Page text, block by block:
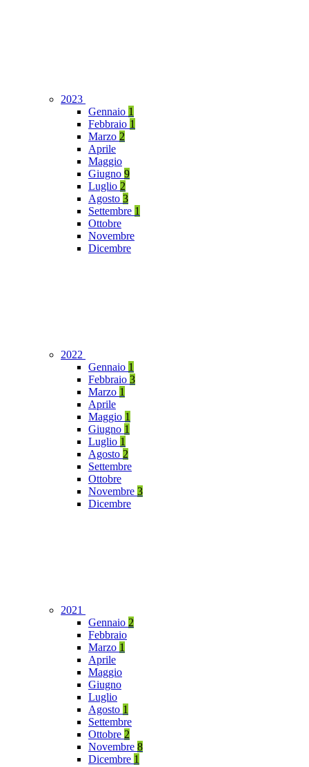
2023
Gennaio 1
Febbraio 1
Marzo 2
Aprile
Maggio
Giugno 9
Luglio 2
Agosto 3
Settembre 1
Ottobre
Novembre
Dicembre
2022
Gennaio 1
Febbraio 3
Marzo 1
Aprile
Maggio 1
Giugno 1
Luglio 1
Agosto 2
Settembre
Ottobre
Novembre 3
Dicembre
2021
Gennaio 2
Febbraio
Marzo 1
Aprile
Maggio
Giugno
Luglio
Agosto 1
Settembre
Ottobre 2
Novembre 8
Dicembre 1